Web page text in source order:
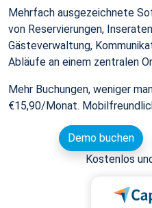
Mehrfach ausgezeichnete
von Reservierungen,
Gästeverwaltung,
Abläufe an einem zentralen
Mehr Buchungen, weniger
€15,90/Monat.
Demo buchen
Kostenlos